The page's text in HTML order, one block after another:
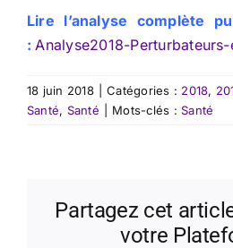
Lire l’analyse complète
:Analyse2018-Perturbateurs-
18 juin 2018 Catégories : 2018,
Santé, Santé Mots-clés :Santé
Partagez cet
votre